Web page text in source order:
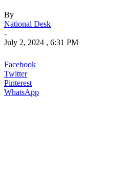
By
National Desk
-
July 2, 2024 , 6:31 PM
Facebook
Twitter
Pinterest
WhatsApp